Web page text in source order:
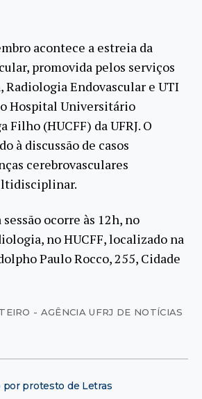
acontece a estreia da
promovida pelos serviços
Radiologia Endovascular e UTI
Hospital Universitário
Filho (HUCFF) da UFRJ. O
à discussão de casos
cerebrovasculares
ocorre às 12h, no
no HUCFF, localizado na
Paulo Rocco, 255, Cidade
- AGÊNCIA UFRJ DE NOTÍCIAS
por protesto de Letras